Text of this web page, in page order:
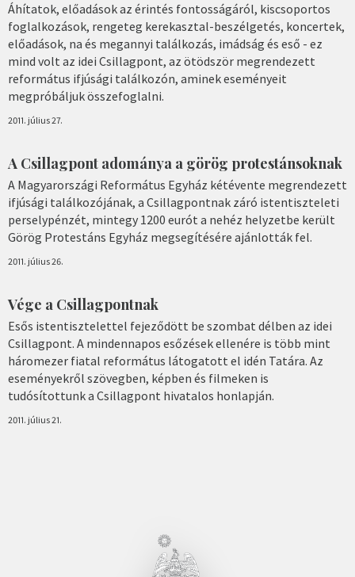
Áhítatok, előadások az érintés fontosságáról, kiscsoportos
foglalkozások, rengeteg kerekasztal-beszélgetés, koncertek,
előadások, na és megannyi találkozás, imádság és eső - ez
mind volt az idei Csillagpont, az ötödször megrendezett
református ifjúsági találkozón, aminek eseményeit
megpróbáljuk összefoglalni.
2011. július 27.
A Csillagpont adománya a görög protestánsoknak
A Magyarországi Református Egyház kétévente megrendezett
ifjúsági találkozójának, a Csillagpontnak záró istentiszteleti
perselypénzét, mintegy 1200 eurót a nehéz helyzetbe került
Görög Protestáns Egyház megsegítésére ajánlották fel.
2011. július 26.
Vége a Csillagpontnak
Esős istentisztelettel fejeződött be szombat délben az idei
Csillagpont. A mindennapos esőzések ellenére is több mint
háromezer fiatal református látogatott el idén Tatára. Az
eseményekről szövegben, képben és filmeken is
tudósítottunk a Csillagpont hivatalos honlapján.
2011. július 21.